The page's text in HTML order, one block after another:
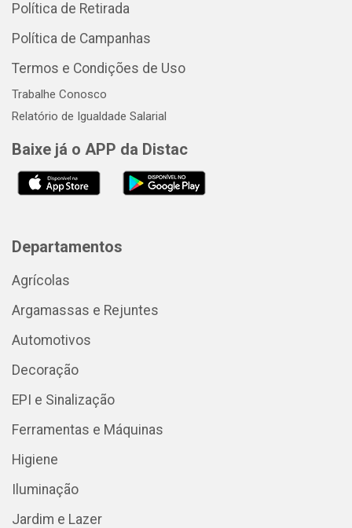
Política de Retirada
Política de Campanhas
Termos e Condições de Uso
Trabalhe Conosco
Relatório de Igualdade Salarial
Baixe já o APP da Distac
Departamentos
Agrícolas
Argamassas e Rejuntes
Automotivos
Decoração
EPI e Sinalização
Ferramentas e Máquinas
Higiene
Iluminação
Jardim e Lazer